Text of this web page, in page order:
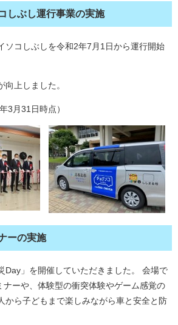
しぶし運行事業の実施
ソコしぶしを令和2年7月1日から運行開始
上しました。
3月31日時点）
ーの実施
Day」を開催していただきました。 会場で
ナーや、体験型の衝突体験やゲーム感覚の
から子どもまで楽しみながら車と安全と防